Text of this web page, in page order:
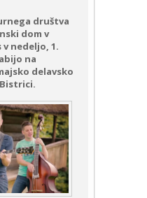
društva
dom v
v nedeljo, 1.
na
delavsko